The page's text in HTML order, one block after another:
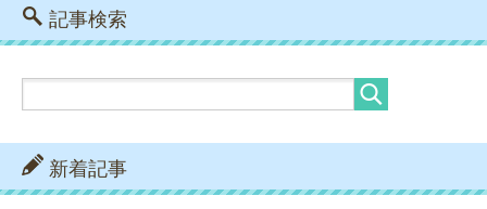
記事検索
新着記事